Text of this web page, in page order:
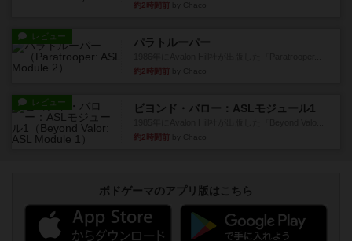
約2時間前
レビュー パラトルーパー
約2時間前
レビュー ビヨンド・バロー：ASLモジュール1
約2時間前
ボドゲーマのアプリ版はこちら